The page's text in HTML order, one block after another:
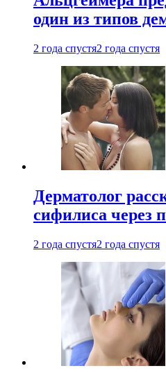
один из типов
2 года спустя2 года спустя
Дерматолог
сифилиса через
2 года спустя2 года спустя